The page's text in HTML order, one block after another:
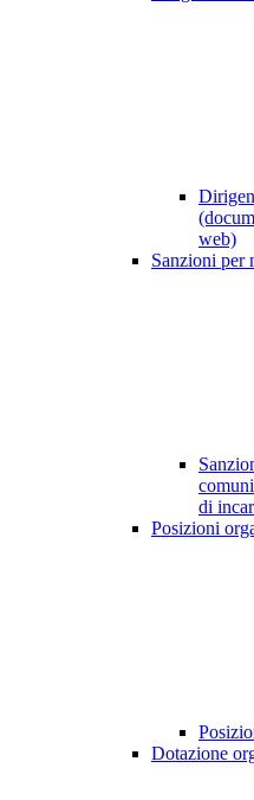
web)
Sanzioni per
di
Posizioni
Dotazione